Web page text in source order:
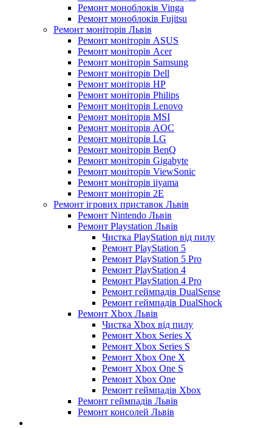
Ремонт моноблоків Vinga
Ремонт моноблоків Fujitsu
Ремонт моніторів Львів
Ремонт моніторів ASUS
Ремонт моніторів Acer
Ремонт моніторів Samsung
Ремонт моніторів Dell
Ремонт моніторів HP
Ремонт моніторів Philips
Ремонт моніторів Lenovo
Ремонт моніторів MSI
Ремонт моніторів AOC
Ремонт моніторів LG
Ремонт моніторів BenQ
Ремонт моніторів Gigabyte
Ремонт моніторів ViewSonic
Ремонт моніторів iiyama
Ремонт моніторів 2E
Ремонт ігрових приставок Львів
Ремонт Nintendo Львів
Ремонт Playstation Львів
Чистка PlayStation від пилу
Ремонт PlayStation 5
Ремонт PlayStation 5 Pro
Ремонт PlayStation 4
Ремонт PlayStation 4 Pro
Ремонт геймпадів DualSense
Ремонт геймпадів DualShock
Ремонт Xbox Львів
Чистка Xbox від пилу
Ремонт Xbox Series X
Ремонт Xbox Series S
Ремонт Xbox One X
Ремонт Xbox One S
Ремонт Xbox One
Ремонт геймпадів Xbox
Ремонт геймпадів Львів
Ремонт консолей Львів